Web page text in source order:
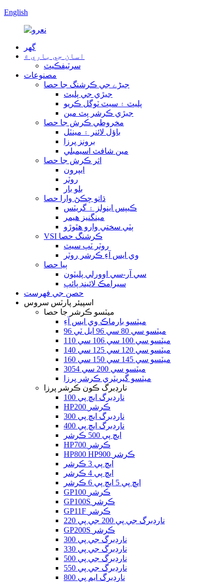
English
گھر
اسان جي باري ۾
سرٽيفڪيٽ
مصنوعات
جبڑے جي ڪرشنگ جا حصا
جبڙي جي پليٽ
پليٽ ۽ سيٽ ٽوگل ڪريو
جبڙي ڪرشر پٽ مين
مخروطي ڪرش جا حصا
باؤل لائنر ۽ مينٽل
برونز پرزا
مين شافٽ اسيمبلي
اثر ڪرش جا حصا
ايپرون
روٽر
بلو بار
ڌاتو ڇڪڻ وارا حصا
ڪيپس اينولز ۽ گريٽس
مينگنيز هيمر
ٻٽي سختي وارو هٿوڙو
VSI ڪرشنگ حصا
روٽر ٽپ سيٽ
وي ايس آءِ ڪرشر روٽر
ٻيا حصا
سي آر-سي اوورلي پليٽون
سيرامڪ لائينڊ پائپ
حصن جي فهرست
اسپيئر پارٽس سروس
ميٽسو ڪرشر جا حصا
ميٽسو بارماڪ وي ايس آءِ
ميٽسو سي 80 سي 96 ايل ٽي 96
ميٽسو سي 100 سي 106 سي 110
ميٽسو سي 120 سي 125 سي 140
ميٽسو سي 145 سي 150 سي 160
ميٽسو سي 200 سي 3054
ميٽسو گيريٽري ڪرشر پرزا
نارڊبرگ ڪون ڪرشر پرزا
نارڊبرگ ايڇ پي 100
HP200 ڪرشر
نارڊبرگ ايڇ پي 300
نارڊبرگ ايڇ پي 400
ايڇ پي 500 ڪرشر
HP700 ڪرشر
HP800 HP900 ڪرشر
ايڇ پي 3 ڪرشر
ايڇ پي 4 ڪرشر
ايڇ پي 5 ايڇ پي 6 ڪرشر
GP100 ڪرشر
GP100S ڪرشر
GP11F ڪرشر
نارڊبرگ جي پي 200 جي پي 220
GP200S ڪرشر
نارڊبرگ جي پي 300
نارڊبرگ جي پي 330
نارڊبرگ جي پي 500
نارڊبرگ جي پي 550
نارڊبرگ ايم پي 800